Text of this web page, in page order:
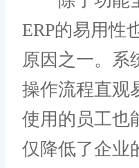
ERP的易用性
原因之一。系
操作流程直观
使用的员工也
仅降低了企业